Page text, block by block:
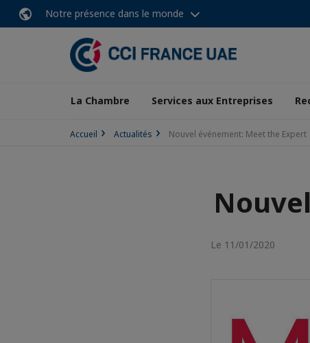
Notre présence dans le monde
La Chambre Services aux Entreprises
Accueil Actualités Nouvel événement: Meet the Expert
Le 11/01/2020